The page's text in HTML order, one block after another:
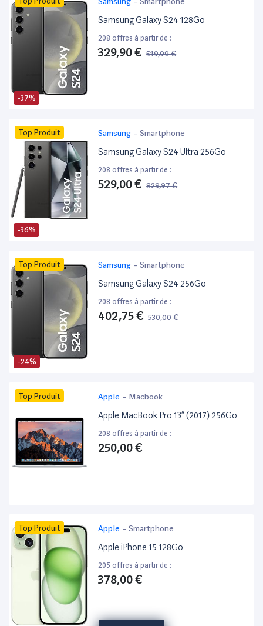
-37%
Samsung Galaxy S24 128Go
208 offres à partir de :
329,90 € 519,99 €
-36%
Top Produit Samsung - Smartphone
Samsung Galaxy S24 Ultra 256Go
208 offres à partir de :
529,00 € 829,97 €
-24%
Top Produit Samsung - Smartphone
Samsung Galaxy S24 256Go
208 offres à partir de :
402,75 € 530,00 €
Top Produit Apple - Macbook
Apple MacBook Pro 13” (2017) 256Go
208 offres à partir de :
250,00 €
Top Produit Apple - Smartphone
Apple iPhone 15 128Go
205 offres à partir de :
378,00 €